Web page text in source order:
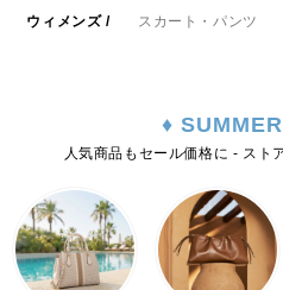
ウィメンズ/ スカート・パンツ
♦
人気商品もセール価格に - スト